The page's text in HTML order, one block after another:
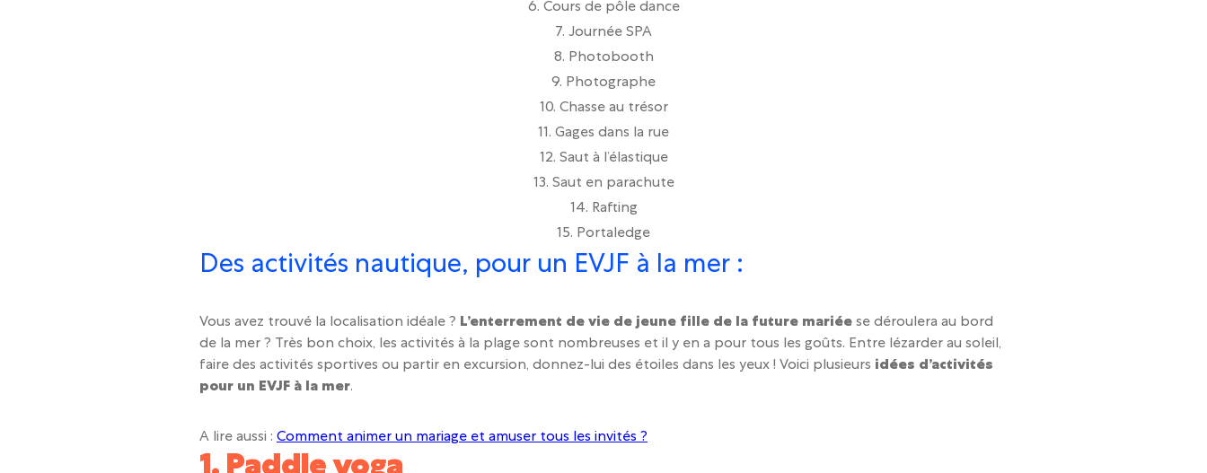
6. Cours de pôle dance
7. Journée SPA
8. Photobooth
9. Photographe
10. Chasse au trésor
11. Gages dans la rue
12. Saut à l’élastique
13. Saut en parachute
14. Rafting
15. Portaledge
Des activités nautique, pour un EVJF à la mer :
Vous avez trouvé la localisation idéale ? L’enterrement de vie de jeune fille de la future mariée se déroulera au bord
de la mer ? Très bon choix, les activités à la plage sont nombreuses et il y en a pour tous les goûts. Entre lézarder au soleil,
faire des activités sportives ou partir en excursion, donnez-lui des étoiles dans les yeux ! Voici plusieurs idées d’activités
pour un EVJF à la mer.
A lire aussi : Comment animer un mariage et amuser tous les invités ?